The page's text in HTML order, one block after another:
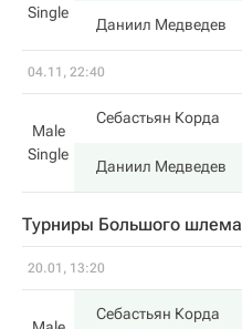
Single
Даниил Медведев
04.11, 22:40
Male
Single
Себастьян Корда
Даниил Медведев
Турниры Большого шлема
20.01, 13:20
Себастьян Корда